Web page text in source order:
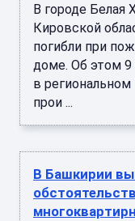
В городе Белая
Кировской
погибли при
доме. Об этом 9
в
прои ...
В Башкирии